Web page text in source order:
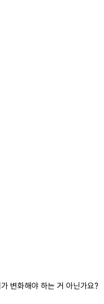
변화해야 하는 거 아닌가요?